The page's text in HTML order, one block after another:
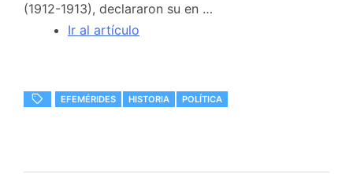
(1912-1913), declararon su en …
Ir al artículo
EFEMÉRIDES HISTORIA POLÍTICA